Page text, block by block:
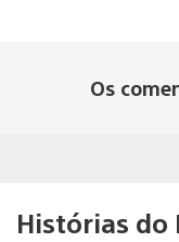
Os
Histórias